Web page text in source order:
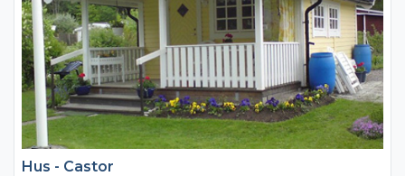
Hus - Castor